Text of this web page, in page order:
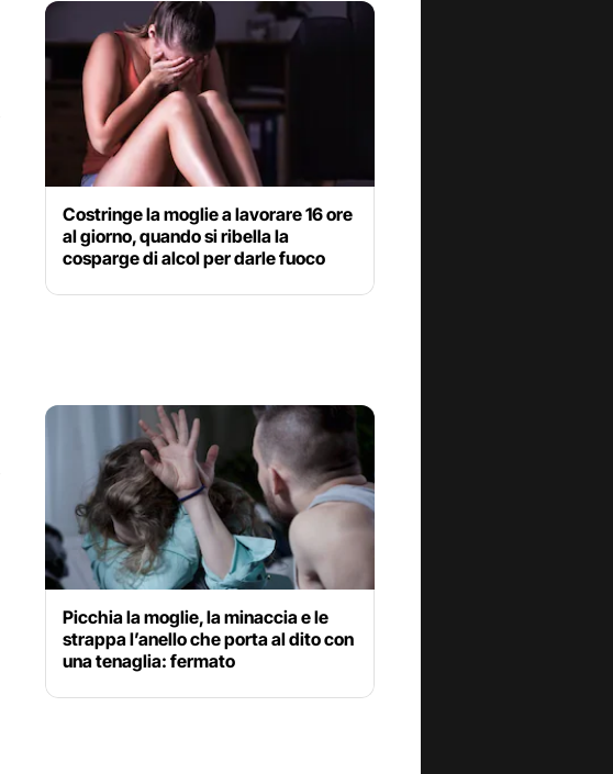
Costringe la moglie a lavorare 16 ore
al giorno, quando si ribella la
cosparge di alcol per darle fuoco
Picchia la moglie, la minaccia e le
strappa l’anello che porta al dito con
una tenaglia: fermato